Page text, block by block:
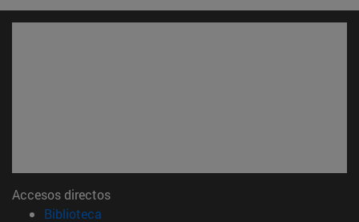
Accesos directos
Biblioteca